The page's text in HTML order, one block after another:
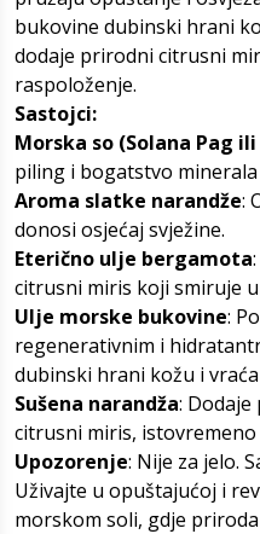
bukovine dubinski hrani
dodaje prirodni citrusni
raspoloženje.
Sastojci:
Morska so (Solana Pag
piling i bogatstvo
Aroma slatke narandže:
donosi osjećaj svježine.
Eterično ulje bergamota
citrusni miris koji smiruje
Ulje morske bukovine:
regenerativnim i
dubinski hrani kožu i
Sušena narandža:
citrusni miris,
Upozorenje: Nije za jelo.
Uživajte u opuštajućoj i
morskom soli, gdje